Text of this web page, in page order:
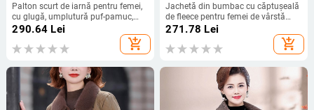
Palton scurt de iarnă pentru femei,
cu glugă, umplutură puf-pamuc,
pentru femei de vârstă mijlocie și în
290.64 Lei
add_shopping_cart
Jachetă din bumbac cu căptușeală
de fleece pentru femei de vârstă
mijlocie și în vârstă, palton casual
271.78 Lei
add_shopping_cart